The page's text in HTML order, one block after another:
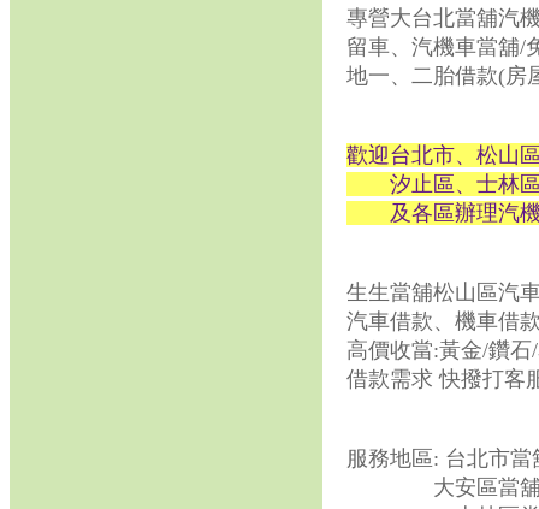
專營大台北當舖汽
留車、 汽機車當舖/
地一、二胎借款(房
歡迎台北市、松山
汐止區、士林區
及各區辦理汽機
生生當舖松山區汽
汽車借款、機車借
高價收當:黃金/鑽
借款需求 快撥打客
服務地區: 台北市
大安區當舖、信